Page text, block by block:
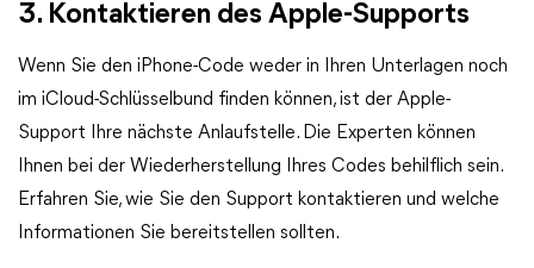
3. Kontaktieren des Apple-Supports
Wenn Sie den iPhone-Code weder in Ihren Unterlagen noch
im iCloud-Schlüsselbund finden können, ist der Apple-
Support Ihre nächste Anlaufstelle. Die Experten können
Ihnen bei der Wiederherstellung Ihres Codes behilflich sein.
Erfahren Sie, wie Sie den Support kontaktieren und welche
Informationen Sie bereitstellen sollten.